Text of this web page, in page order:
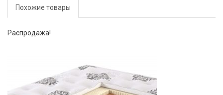
Похожие товары
Распродажа!